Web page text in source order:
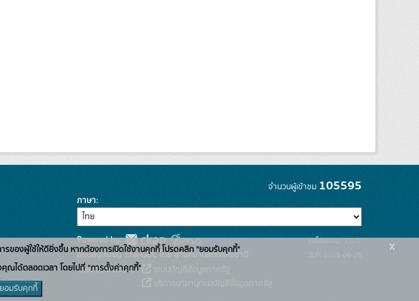
จำนวนผู้เข้าชม 105595
ภาษา
Powered by:
สนับสนุนระบบ Thai-GDC โดย สำนักงานสถิติแห่งชาติ
เว็บไซต์ที่เกี่ยวข้อง:
รุ่นโปรแกรม: 3.0.0
วันที่: 2025-06-26
รของผู้ใช้ให้ดียิ่งขึ้น หากต้องการเปิดใช้งานคุกกี้ โปรดคลิก "ยอมรับคุกกี้"
ได้ตลอดเวลา โดยไปที่ "การตั้งค่าคุกกี้"
ยอมรับคุกกี้
x